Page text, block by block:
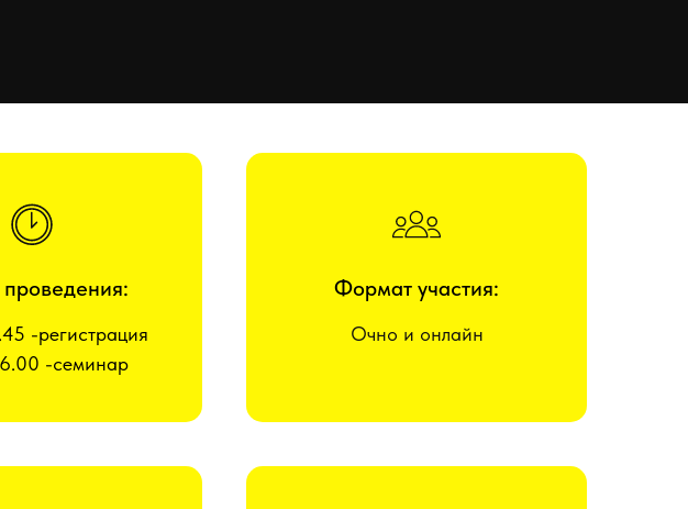
-регистрация
-семинар
Формат участия:
Очно и онлайн